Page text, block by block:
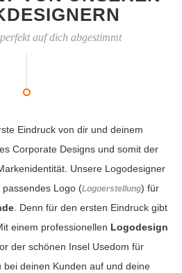
auf dich abgestimmt
Eindruck von dir und deinem
Corporate Designs und somit der
Unsere Logodesigner
Logo (Logoerstellung) für
. Denn für den ersten Eindruck gibt
einem professionellen Logodesign
der schönen Insel Usedom für
bei deinen Kunden auf und deine